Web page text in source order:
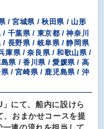
/ 宮城県 / 秋田県 / 山形
千葉県 / 東京都 / 神奈川
/ 長野県 / 岐阜県 / 静岡県
庫県 / 奈良県 / 和歌山県 /
県 / 香川県 / 愛媛県 / 高
/ 宮崎県 / 鹿児島県 / 沖
にて、船内に設けら
、おまかせコースを提